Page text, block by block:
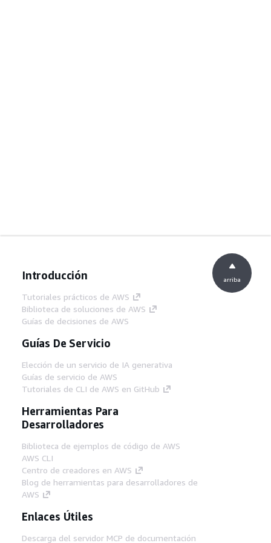
Introducción
Tutoriales prácticos de AWS
Biblioteca de soluciones de AWS
Guías de decisiones de AWS
Guías De Servicio
Elección de un servicio de IA generativa
Guías de servicio de AWS
Tutoriales de CLI de AWS en GitHub
Herramientas Para
Desarrolladores
Biblioteca de ejemplos de código de AWS
AWS CLI
Centro de creadores en AWS
Blog de herramientas para desarrolladores de
AWS
Enlaces Útiles
Descarga del servidor MCP de documentación
arriba